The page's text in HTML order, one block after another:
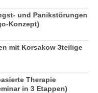
und Panikstörungen
Konzept)
mit Korsakow 3teilige
Therapie
in 3 Etappen)